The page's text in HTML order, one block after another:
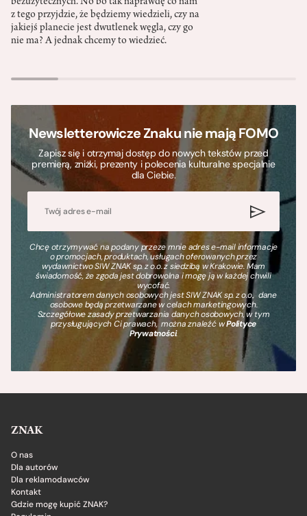
z tego przyjdzie, że będziemy wiedzieli, czy na
jakiejś planecie jest dwutlenek węgla, czy go
nie ma? A jednak chcemy to wiedzieć.
Newsletterowicze Znaku nie mają FOMO
Zapisz się i otrzymaj dostęp do nowych tekstów przed
premierą, zniżki, prezenty i polecenia kulturalne specjalnie
dla Ciebie.
Chcę otrzymywać na podany przeze mnie adres e-mail informacje
o promocjach, produktach, usługach oferowanych przez
wydawnictwo SIW ZNAK sp. z o.o. z siedzibą w Krakowie. Mam
świadomość, że zgoda jest dobrowolna i mogę ją w każdej chwili
wycofać.
Administratorem danych osobowych jest SIW ZNAK sp. z o.o., dane
osobowe będą przetwarzane w celach marketingowych.
Szczegółowe zasady przetwarzania danych osobowych, w tym
przysługujących Ci prawach, można znaleźć wPolityce
Prywatności.
ZNAK
O nas
Dla autorów
Dla reklamodawców
Kontakt
Gdzie mogę kupić ZNAK?